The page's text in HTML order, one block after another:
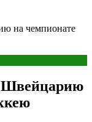
на чемпионате
Швейцарию